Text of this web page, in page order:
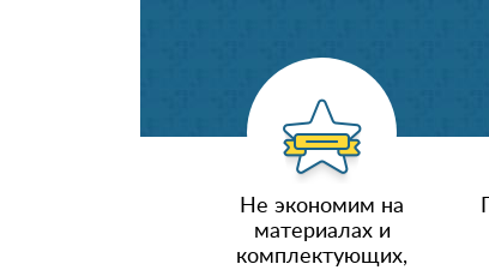
Не экономим на
материалах и
комплектующих,